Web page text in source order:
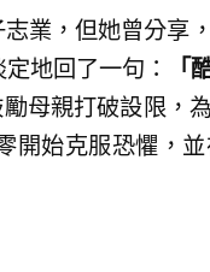
業，但她曾分享
地回了一句：
「
勵母親打破設限，
開始克服恐懼，